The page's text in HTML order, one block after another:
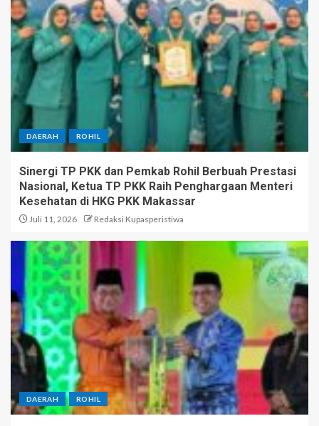
DAERAH ROHIL
Sinergi TP PKK dan Pemkab Rohil Berbuah Prestasi
Nasional, Ketua TP PKK Raih Penghargaan Menteri
Kesehatan di HKG PKK Makassar
Juli 11, 2026 Redaksi Kupasperistiwa
DAERAH ROHIL